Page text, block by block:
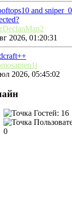
and
2026, 01:20:31
2026, 05:45:02
Гостей: 16
0